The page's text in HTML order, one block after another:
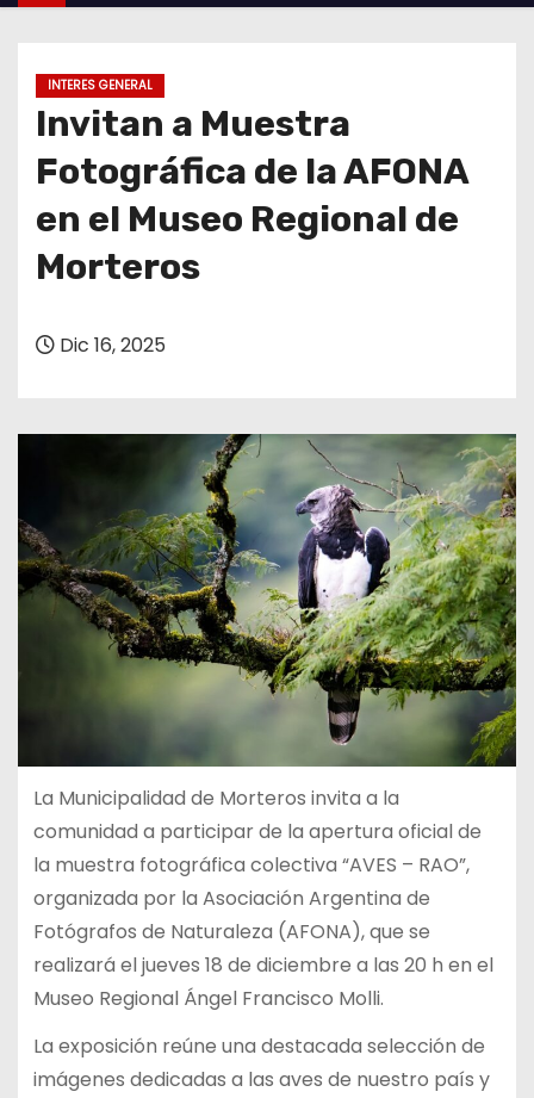
o
INTERES GENERAL
Invitan a Muestra
Fotográfica de la AFONA
en el Museo Regional de
Morteros
Dic 16, 2025
La Municipalidad de Morteros invita a la
comunidad a participar de la apertura oficial de
la muestra fotográfica colectiva “AVES – RAO”,
organizada por la Asociación Argentina de
Fotógrafos de Naturaleza (AFONA), que se
realizará el jueves 18 de diciembre a las 20 h en el
Museo Regional Ángel Francisco Molli.
La exposición reúne una destacada selección de
imágenes dedicadas a las aves de nuestro país y